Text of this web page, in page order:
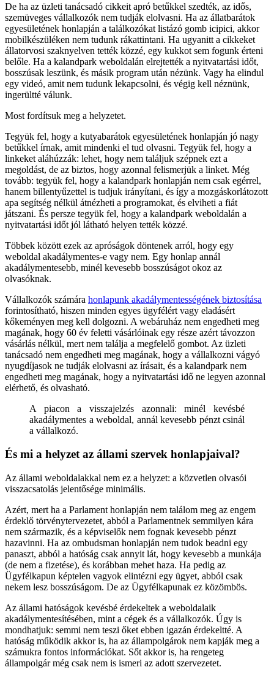
De ha az üzleti tanácsadó cikkeit apró betűkkel szedték, az idős,
szemüveges vállalkozók nem tudják elolvasni. Ha az állatbarátok
egyesületének honlapján a találkozókat listázó gomb icipici, akkor
mobilkészüléken nem tudunk rákattintani. Ha ugyanitt a cikkeket
állatorvosi szaknyelven tették közzé, egy kukkot sem fogunk érteni
belőle. Ha a kalandpark weboldalán elrejtették a nyitvatartási időt,
bosszúsak leszünk, és másik program után nézünk. Vagy ha elindul
egy videó, amit nem tudunk lekapcsolni, és végig kell néznünk,
ingerültté válunk.
Most fordítsuk meg a helyzetet.
Tegyük fel, hogy a kutyabarátok egyesületének honlapján jó nagy
betűkkel írnak, amit mindenki el tud olvasni. Tegyük fel, hogy a
linkeket aláhúzzák: lehet, hogy nem találjuk szépnek ezt a
megoldást, de az biztos, hogy azonnal felismerjük a linket. Még
tovább: tegyük fel, hogy a kalandpark honlapján nem csak egérrel,
hanem billentyűzettel is tudjuk irányítani, és így a mozgáskorlátozott
apa segítség nélkül átnézheti a programokat, és elviheti a fiát
játszani. És persze tegyük fel, hogy a kalandpark weboldalán a
nyitvatartási időt jól látható helyen tették közzé.
Többek között ezek az apróságok döntenek arról, hogy egy
weboldal akadálymentes-e vagy nem. Egy honlap annál
akadálymentesebb, minél kevesebb bosszúságot okoz az
olvasóknak.
Vállalkozók számára honlapunk akadálymentességének biztosítása
forintosítható, hiszen minden egyes ügyfélért vagy eladásért
kőkeményen meg kell dolgozni. A webáruház nem engedheti meg
magának, hogy 60 év feletti vásárlóinak egy része azért távozzon
vásárlás nélkül, mert nem találja a megfelelő gombot. Az üzleti
tanácsadó nem engedheti meg magának, hogy a vállalkozni vágyó
nyugdíjasok ne tudják elolvasni az írásait, és a kalandpark nem
engedheti meg magának, hogy a nyitvatartási idő ne legyen azonnal
elérhető, és olvasható.
A piacon a visszajelzés azonnali: minél kevésbé
akadálymentes a weboldal, annál kevesebb pénzt csinál
a vállalkozó.
És mi a helyzet az állami szervek honlapjaival?
Az állami weboldalakkal nem ez a helyzet: a közvetlen olvasói
visszacsatolás jelentősége minimális.
Azért, mert ha a Parlament honlapján nem találom meg az engem
érdeklő törvénytervezetet, abból a Parlamentnek semmilyen kára
nem származik, és a képviselők nem fognak kevesebb pénzt
hazavinni. Ha az ombudsman honlapján nem tudok beadni egy
panaszt, abból a hatóság csak annyit lát, hogy kevesebb a munkája
(de nem a fizetése), és korábban mehet haza. Ha pedig az
Ügyfélkapun képtelen vagyok elintézni egy ügyet, abból csak
nekem lesz bosszúságom. De az Ügyfélkapunak ez közömbös.
Az állami hatóságok kevésbé érdekeltek a weboldalaik
akadálymentesítésében, mint a cégek és a vállalkozók. Úgy is
mondhatjuk: semmi nem teszi őket ebben igazán érdekeltté. A
hatóság működik akkor is, ha az állampolgárok nem kapják meg a
számukra fontos információkat. Sőt akkor is, ha rengeteg
állampolgár még csak nem is ismeri az adott szervezetet.